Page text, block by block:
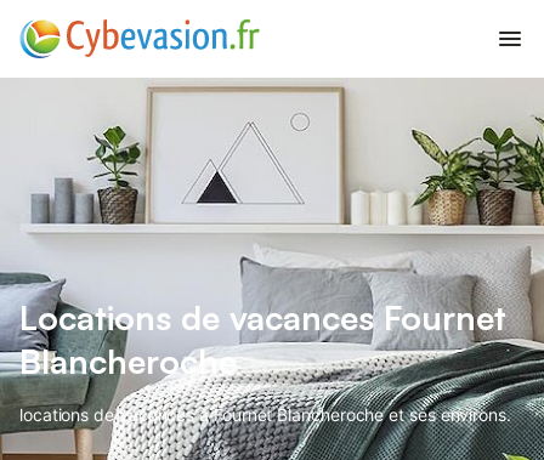
Locations de vacances Fournet
Blancheroche
locations de vacances à Fournet Blancheroche et ses environs.